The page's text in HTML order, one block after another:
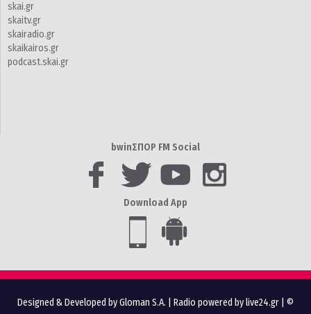
skai.gr
skaitv.gr
skairadio.gr
skaikairos.gr
podcast.skai.gr
bwinΣΠΟΡ FM Social
Download App
Designed & Developed by Gloman S.A. Radio powered by live24.gr | ©